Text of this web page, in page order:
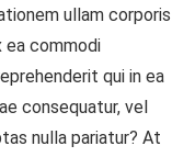
ullam corporis
ea commodi
qui in ea
consequatur, vel
nulla pariatur? At